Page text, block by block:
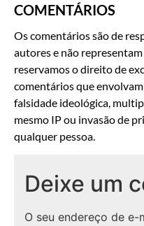
COMENTÁRIOS
Os comentários são de
autores e não
reservamos o direito de
comentários que
falsidade ideológica,
mesmo IP ou invasão de
qualquer pessoa.
Deixe um
O seu endereço de